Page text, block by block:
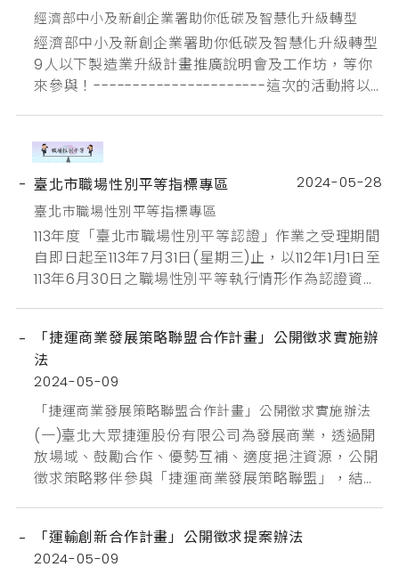
經濟部中小及新創企業署助你低碳及智慧化升級轉型
經濟部中小及新創企業署助你低碳及智慧化升級轉型
9人以下製造業升級計畫推廣說明會及工作坊，等你
來參與！----------------------這次的活動將以
競爭力，持續轉型再升級!活動內容經濟部中小及新創
推廣說明會協助有意申請之廠商進一步了解計畫，加
速申請廠商的資...
臺北市職場性別平等指標專區
2024-05-28
臺北市職場性別平等指標專區
113年度「臺北市職場性別平等認證」作業之受理期間
自即日起至113年7月31日(星期三)止，以112年1月1日至
113年6月30日之職場性別平等執行情形作為認證資料
職場性別平等指標專區
「捷運商業發展策略聯盟合作計畫」公開徵求實施辦
法
2024-05-09
「捷運商業發展策略聯盟合作計畫」公開徵求實施辦法
(一)臺北大眾捷運股份有限公司為發展商業，透過開
放場域、鼓勵合作、優勢互補、適度挹注資源，公開
徵求策略夥伴參與「捷運商業發展策略聯盟」，結合
shop4rent@metro.taipei)更新消息請看：連結網
址
「運輸創新合作計畫」公開徵求提案辦法
2024-05-09